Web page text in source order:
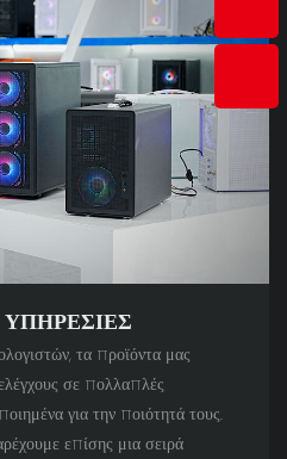
τα προϊόντα μας
σε πολλαπλές
για την ποιότητά τους.
επίσης μια σειρά